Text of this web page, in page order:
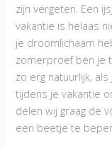
zijn vergeten. Een
vakantie is helaas
je droomlichaam
zomerproef ben je
zo erg natuurlijk,
tijdens je vakantie
delen wij graag de
een beetje te